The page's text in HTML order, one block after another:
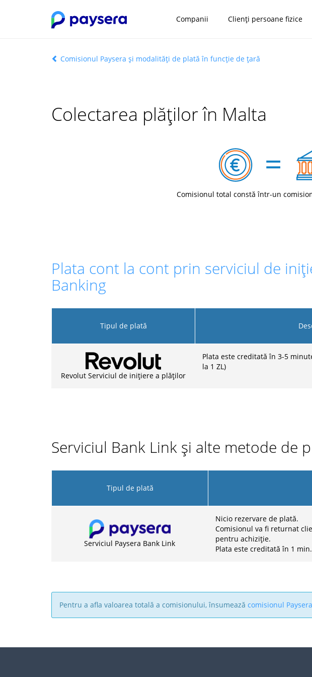
Companii Clienți persoane fizice
Comisionul Paysera și modalități de plată în funcție de țară
Colectarea plăților în Malta
Comisionul total constă într-un
Plata cont la cont prin serviciul de
Banking
Tipul de plată
Revolut Serviciul de inițiere a plăților
Plata este creditată în 3-5
la 1 ZL)
Serviciul Bank Link și alte metode de
Tipul de plată
Serviciul Paysera Bank Link
Nicio rezervare de plată.
Comisionul va fi returnat
pentru achiziție.
Plata este creditată în 1 min.
Pentru a afla valoarea totală a comisionului, însumează comisionul Paysera